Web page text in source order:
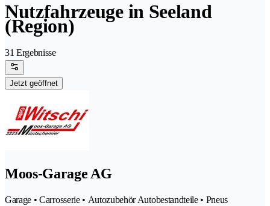
Nutzfahrzeuge in Seeland
(Region)
31 Ergebnisse
Jetzt geöffnet
Moos-Garage AG
Garage • Carrosserie • Autozubehör Autobestandteile • Pneus